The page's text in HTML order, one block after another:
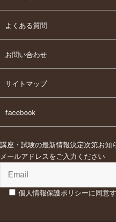
よくある質問
お問い合わせ
サイトマップ
facebook
講座・試験の最新情報決定次第お知
メールアドレスをご入力ください
個人情報保護ポリシーに同意